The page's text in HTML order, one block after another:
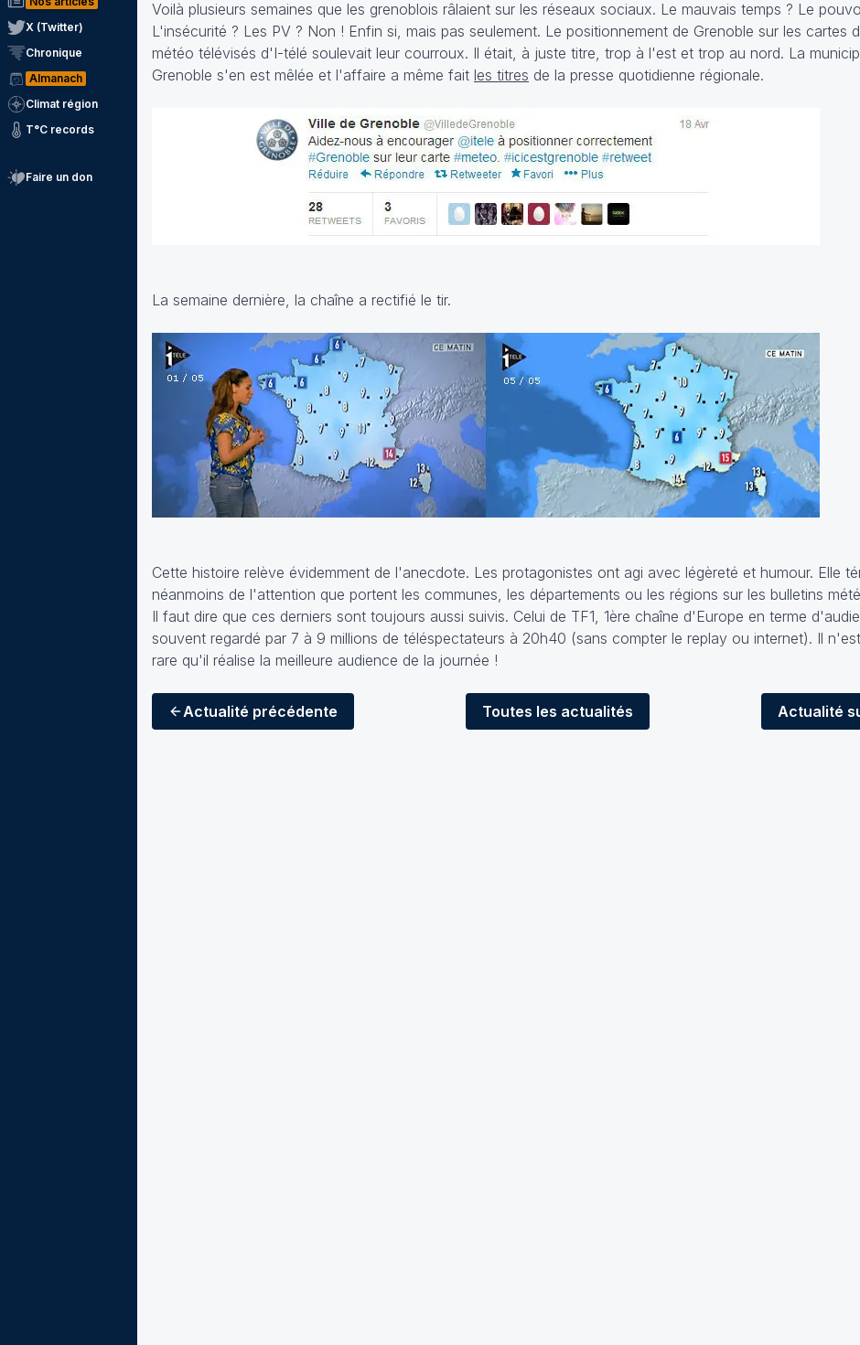
X (Twitter)
Chronique
Almanach
Climat région
T°C records
Faire un don
Voilà plusieurs semaines que les grenoblois râlaient sur les réseaux sociaux. Le mauvais temps ? Le
L'insécurité ? Les PV ? Non ! Enfin si, mais pas seulement. Le positionnement de Grenoble sur les cartes
météo télévisés d'I-télé soulevait leur courroux. Il était, à juste titre, trop à l'est et trop au nord. La
Grenoble s'en est mêlée et l'affaire a même fait les titres de la presse quotidienne régionale.
La semaine dernière, la chaîne a rectifié le tir.
Cette histoire relève évidemment de l'anecdote. Les protagonistes ont agi avec légèreté et humour. Elle
néanmoins de l'attention que portent les communes, les départements ou les régions sur les bulletins
Il faut dire que ces derniers sont toujours aussi suivis. Celui de TF1, 1ère chaîne d'Europe en terme
souvent regardé par 7 à 9 millions de téléspectateurs à 20h40 (sans compter le replay ou internet). Il
rare qu'il réalise la meilleure audience de la journée !
Actualité précédente Toutes les actualités Actualité